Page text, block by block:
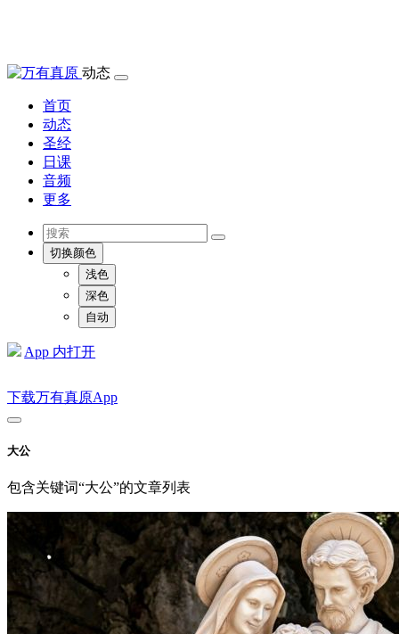
动态
首页
动态
圣经
日课
音频
更多
切换颜色
浅色
深色
自动
App 内打开
下载万有真原App
大公
包含关键词“大公”的文章列表